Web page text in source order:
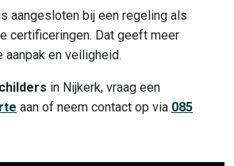
aangesloten bij een regeling als
certificeringen. Dat geeft meer
en veiligheid.
in Nijkerk, vraag een
aan of neem contact op via 085